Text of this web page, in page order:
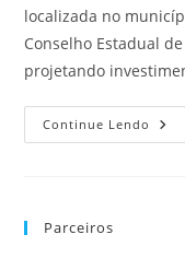
localizada no
Conselho Estadual
projetando
Continue Lendo
Parceiros